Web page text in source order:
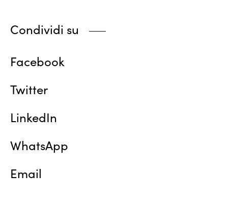
Condividi su
Facebook
Twitter
LinkedIn
WhatsApp
Email